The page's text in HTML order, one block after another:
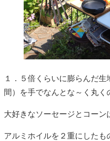
１．５倍くらいに膨らんだ
間）を手でなんとな～く丸く
大好きなソーセージとコーン
アルミホイルを２重にした